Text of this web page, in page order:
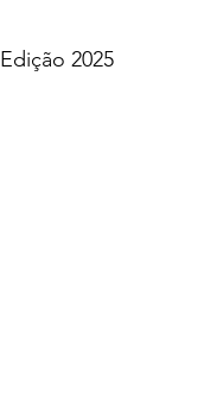
Edição 2025